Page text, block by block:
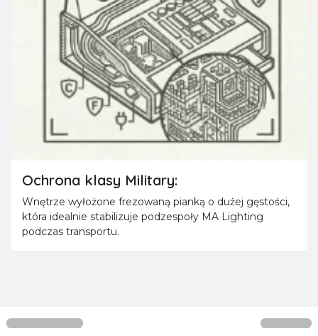
Ochrona klasy Military:
Wnętrze wyłożone frezowaną pianką o dużej gęstości,
która idealnie stabilizuje podzespoły MA Lighting
podczas transportu.